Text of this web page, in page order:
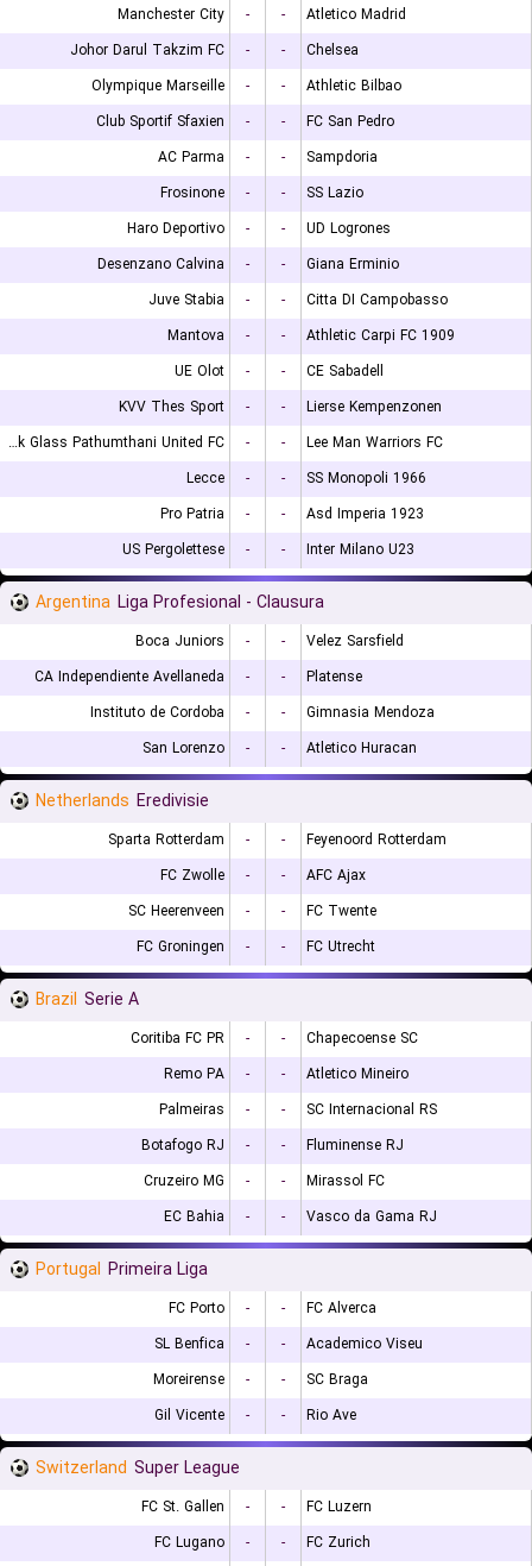
Manchester City
- -
Atletico Madrid
Johor Darul Takzim FC
- -
Chelsea
Olympique Marseille
- -
Athletic Bilbao
Club Sportif Sfaxien
- -
FC San Pedro
AC Parma
- -
Sampdoria
Frosinone
- -
SS Lazio
Haro Deportivo
- -
UD Logrones
Desenzano Calvina
- -
Giana Erminio
Juve Stabia
- -
Citta DI Campobasso
Mantova
- -
Athletic Carpi FC 1909
UE Olot
- -
CE Sabadell
KVV Thes Sport
- -
Lierse Kempenzonen
Bangkok Glass Pathumthani United FC
- -
Lee Man Warriors FC
Lecce
- -
SS Monopoli 1966
Pro Patria
- -
Asd Imperia 1923
US Pergolettese
- - Inter Milano U23
Argentina Liga Profesional - Clausura
Boca Juniors - -
Velez Sarsfield
CA Independiente Avellaneda
- -
Platense
Instituto de Cordoba
- -
Gimnasia Mendoza
San Lorenzo
- - Atletico Huracan
Netherlands Eredivisie
Sparta Rotterdam - -
Feyenoord Rotterdam
FC Zwolle
- -
AFC Ajax
SC Heerenveen
- -
FC Twente
FC Groningen
- - FC Utrecht
Brazil Serie A
Coritiba FC PR - -
Chapecoense SC
Remo PA
- -
Atletico Mineiro
Palmeiras
- -
SC Internacional RS
Botafogo RJ
- -
Fluminense RJ
Cruzeiro MG
- -
Mirassol FC
EC Bahia
- - Vasco da Gama RJ
Portugal Primeira Liga
FC Porto - -
FC Alverca
SL Benfica
- -
Academico Viseu
Moreirense
- -
SC Braga
Gil Vicente
- - Rio Ave
Switzerland Super League
FC St. Gallen - -
FC Luzern
FC Lugano
- -
FC Zurich